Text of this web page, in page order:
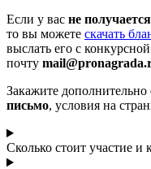
Если у вас не
то вы можете cкачать
выслать его с
почту
Закажите дополнительно
письмо, условия на
Сколько стоит участие и